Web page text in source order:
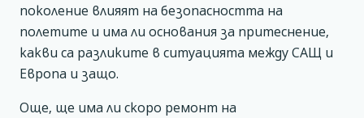
поколение влияят на безопасността на
полетите и има ли основания за притеснение,
какви са разликите в ситуацията между САЩ и
Европа и защо.
Още, ще има ли скоро ремонт на